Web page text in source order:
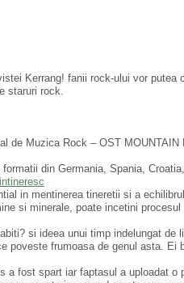
Kerrang! fanii rock-ului vor
staruri rock.
de Muzica Rock – OST
din Germania, Spania,
in mentinerea tineretii si a
si minerale, poate incetini
si ideea unui timp indelungat
poveste frumoasa de genul asta. Ei
a fost spart iar faptasul a uploadat